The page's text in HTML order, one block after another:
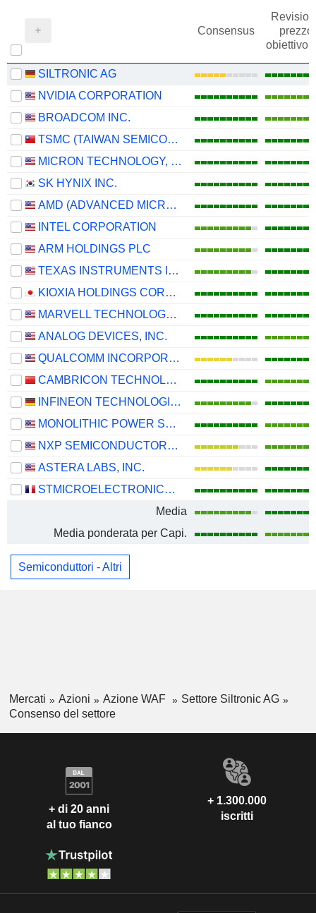
Consensus
prezzo
obiettivo
SILTRONIC AG
NVIDIA CORPORATION
BROADCOM INC.
TSMC (TAIWAN SEMICONDUCTOR MANUFACTURING COMPANY)
MICRON TECHNOLOGY, INC.
SK HYNIX INC.
AMD (ADVANCED MICRO DEVICES)
INTEL CORPORATION
ARM HOLDINGS PLC
TEXAS INSTRUMENTS INCORPORATED
KIOXIA HOLDINGS CORPORATION
MARVELL TECHNOLOGY GROUP LTD
ANALOG DEVICES, INC.
QUALCOMM INCORPORATED
CAMBRICON TECHNOLOGIES CORPORATION LIMITED
INFINEON TECHNOLOGIES AG
MONOLITHIC POWER SYSTEMS, INC.
NXP SEMICONDUCTORS N.V.
ASTERA LABS, INC.
STMICROELECTRONICS N.V.
Media
Media ponderata per Capi.
Semiconduttori - Altri
Mercati Azioni Azione WAF
Settore Siltronic AG
Consenso del settore
+ di 20 anni
al tuo fianco
+ 1.300.000
iscritti